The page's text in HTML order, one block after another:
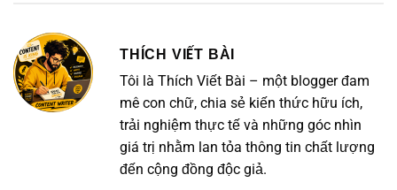
THÍCH VIẾT BÀI
Tôi là Thích Viết Bài – một blogger đam
mê con chữ, chia sẻ kiến thức hữu ích,
trải nghiệm thực tế và những góc nhìn
giá trị nhằm lan tỏa thông tin chất lượng
đến cộng đồng độc giả.